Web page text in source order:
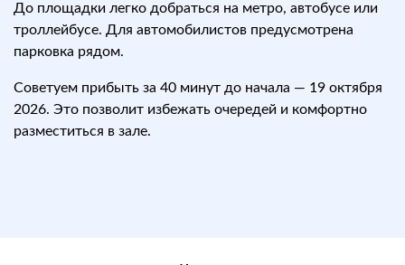
До площадки легко добраться на метро, автобусе или
троллейбусе. Для автомобилистов предусмотрена
парковка рядом.
Советуем прибыть за 40 минут до начала — 19 октября
2026. Это позволит избежать очередей и комфортно
разместиться в зале.